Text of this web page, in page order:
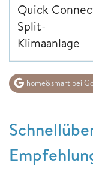
Quick
Split-
Klimaanlage
home&smart bei